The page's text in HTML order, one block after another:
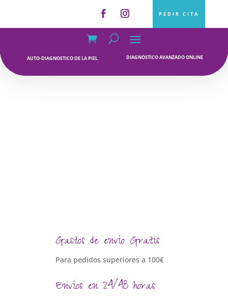
PEDIR CITA
AUTO-DIAGNOSTICO DE LA PIEL DIAGNOSTICO AVANZADO ONLINE
Gastos de envío Gratis
Para pedidos superiores a 100€
Envíos en 24/48 horas